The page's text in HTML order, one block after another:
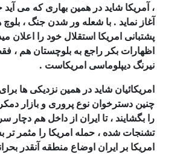
، آمریکا شاید در همین بهاری که می آید
آغاز نماید . با شعله ور شدن جنگ ، بلوچ
پشتبانی امریکا استقلال خود را اعلان
اظهارات بکر راجع به بلوچستان هم ،
نیرنگ دیپلوماسی امریکاست .
امریکائیان شاید در همین نزدیکی ها
چنین دسترخوان نوع پروری و بازار
را بگشایند ، تا ایران از داخل هم دچار
تشنجات شده ، حمله امریکا را مثمر تر
امریکا بر ایران اوضاع منطقه آنقدر